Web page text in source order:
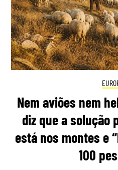
Nem aviões nem
diz que a solução
está nos montes e
100